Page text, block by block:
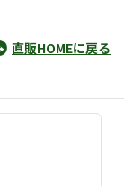
直販HOMEに戻る